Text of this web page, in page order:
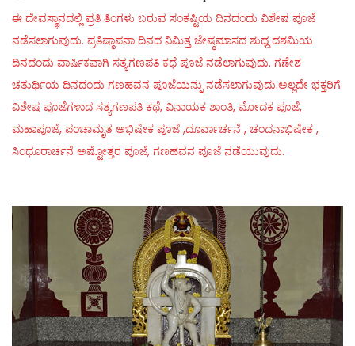
ಈ ದೇವಸ್ಥಾನದಲ್ಲಿ ಪ್ರತಿ ತಿಂಗಳು ಬರುವ ಸಂಕಷ್ಟಿಯ ದಿನದಂದು ವಿಶೇಷ ಪೂಜೆ
ನಡೆಸಲಾಗುವುದು. ಪ್ರತಿಷ್ಠಾಪನಾ ದಿನದ ನಿಮಿತ್ತ ಜೇಷ್ಠಮಾಸದ ಶುಧ್ದ ದಶಮಿಯ
ದಿನದಂದು ವಾರ್ಷಿಕವಾಗಿ ಸತ್ಯಗಣಪತಿ ಕಥೆ ಪೂಜೆ ನಡೆಲಾಗುವುದು. ಗಣೇಶ
ಚತುರ್ಥಿಯ ದಿನದಂದು ಗಣಹವನ ಪೂಜೆಯನ್ನು ನಡೆಸಲಾಗುವುದು.ಅಲ್ಲದೇ ಭಕ್ತರಿಗೆ
ವಿಶೇಷ ಪೂಜೆಗಳಾದ ಸತ್ಯಗಣಪತಿ ಕಥೆ, ವಿನಾಯಕ ಶಾಂತಿ, ಮೋದಕ ಪೂಜೆ,
ಮಹಾಪೂಜೆ, ಪಂಚಾಮೃತ ಅಭಿಷೇಕ ಪೂಜೆ ,ದೂರ್ವಾರ್ಚನೆ , ಚಂದನಾಭಿಷೇಕ ,
ಸಿಂಧೂರಾರ್ಚನೆ ಅಷ್ಟೋತ್ತರ ಪೂಜೆ, ಗಣಹವನ ಪೂಜೆ ನಡೆಯುವುದು.